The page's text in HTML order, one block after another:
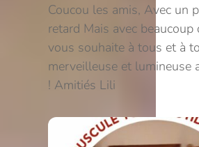
Coucou les amis, Avec un
retard Mais avec beaucoup
vous souhaite à tous et à
merveilleuse et lumineuse
! Amitiés Lili